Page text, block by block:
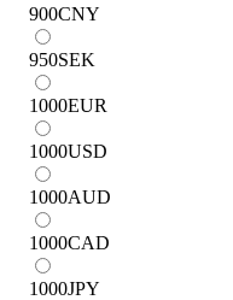
900CNY
950SEK
1000EUR
1000USD
1000AUD
1000CAD
1000JPY